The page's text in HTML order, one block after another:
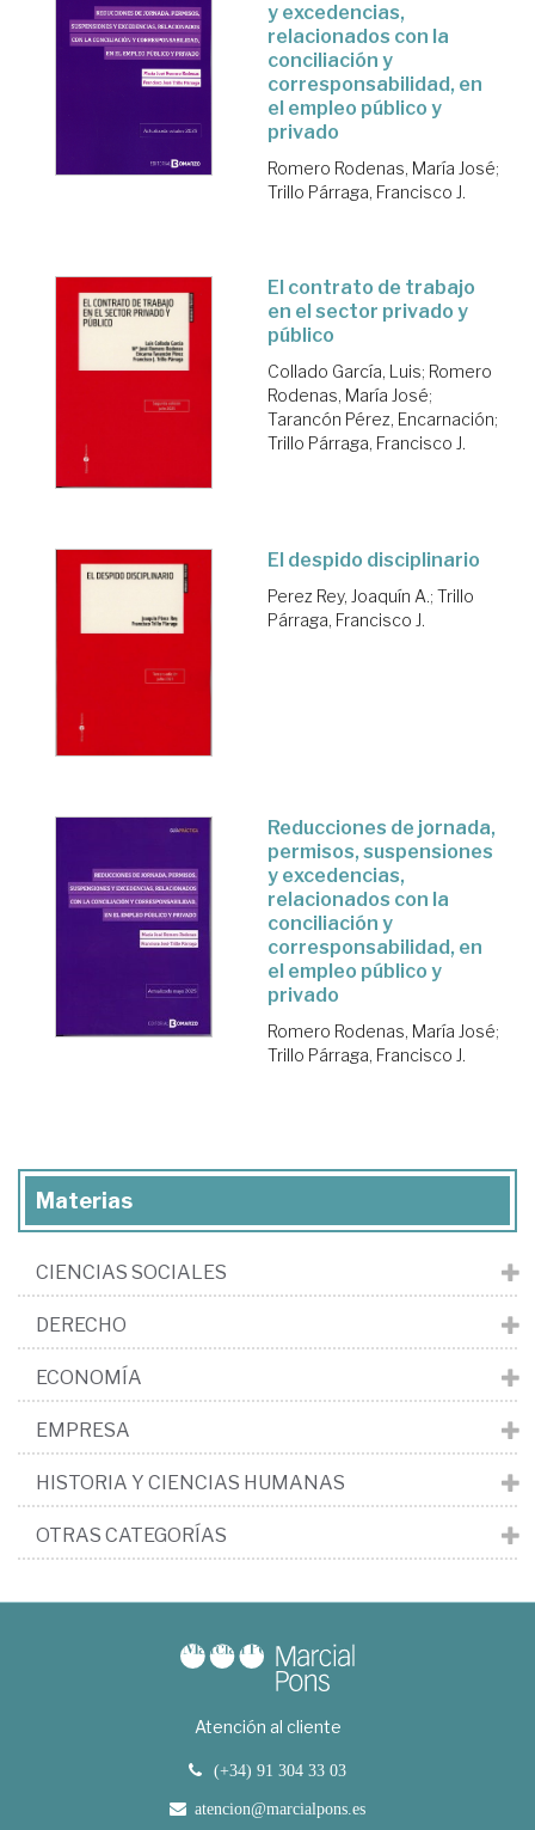
y excedencias,
relacionados con la
conciliación y
corresponsabilidad, en
el empleo público y
privado
Romero Rodenas, María José;
Trillo Párraga, Francisco J.
El contrato de trabajo
en el sector privado y
público
Collado García, Luis; Romero
Rodenas, María José;
Tarancón Pérez, Encarnación;
Trillo Párraga, Francisco J.
El despido disciplinario
Perez Rey, Joaquín A.; Trillo
Párraga, Francisco J.
Reducciones de jornada,
permisos, suspensiones
y excedencias,
relacionados con la
conciliación y
corresponsabilidad, en
el empleo público y
privado
Romero Rodenas, María José;
Trillo Párraga, Francisco J.
Materias
CIENCIAS SOCIALES
DERECHO
ECONOMÍA
EMPRESA
HISTORIA Y CIENCIAS HUMANAS
OTRAS CATEGORÍAS
Atención al cliente
(+34) 91 304 33 03
atencion@marcialpons.es